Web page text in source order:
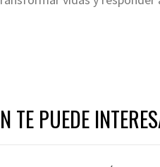
TE PUEDE